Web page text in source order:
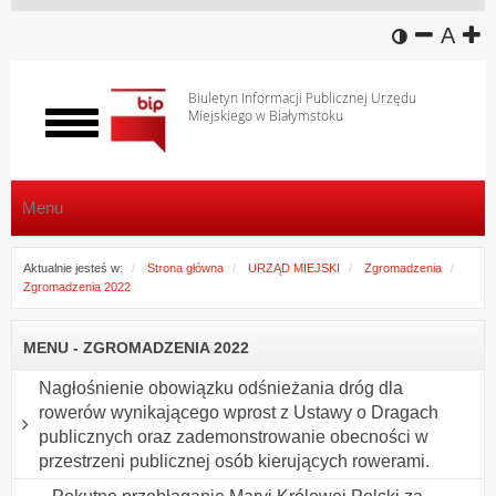
wersja
A
Biuletyn Informacji Publicznej Urzędu
Miejskiego w Białymstoku
Włącz
menu
Menu
Aktualnie jesteś w: Strona główna URZĄD MIEJSKI
Zgromadzenia
Zgromadzenia 2022
MENU - ZGROMADZENIA 2022
Nagłośnienie obowiązku odśnieżania dróg dla
rowerów wynikającego wprost z Ustawy o Dragach
publicznych oraz zademonstrowanie obecności w
przestrzeni publicznej osób kierujących rowerami.